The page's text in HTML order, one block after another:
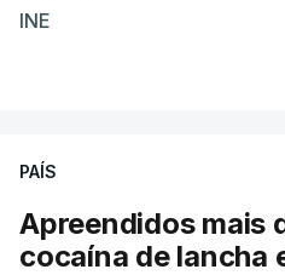
INE
PAÍS
Apreendidos mais
cocaína de lancha